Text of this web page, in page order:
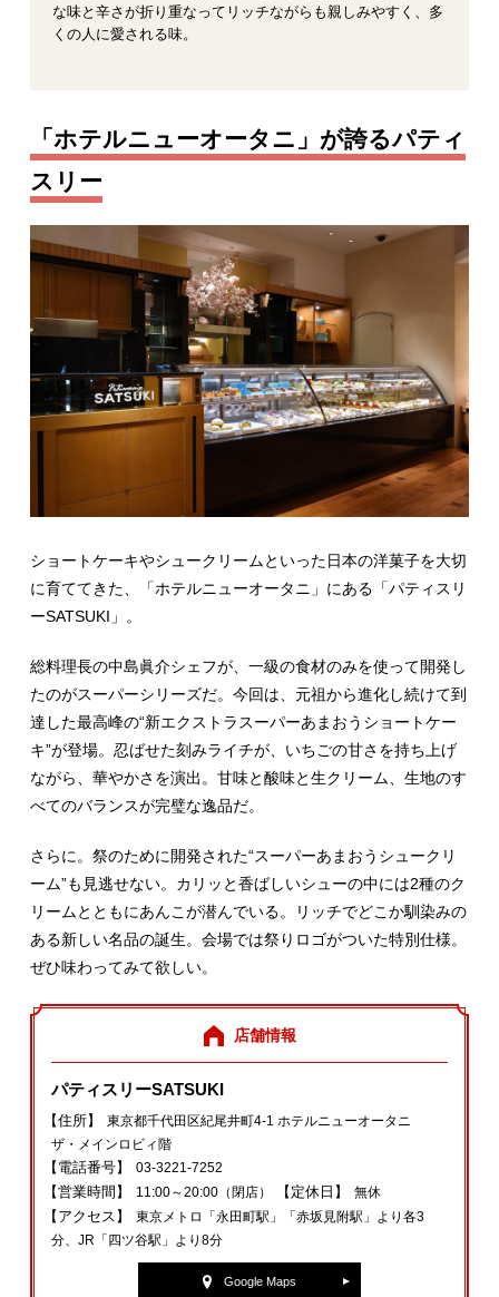
な味と辛さが折り重なってリッチながらも親しみやすく、多
くの人に愛される味。
「ホテルニューオータニ」が誇るパティ
スリー
ショートケーキやシュークリームといった日本の洋菓子を大切
に育ててきた、「ホテルニューオータニ」にある「パティスリ
ーSATSUKI」。
総料理長の中島眞介シェフが、一級の食材のみを使って開発し
たのがスーパーシリーズだ。今回は、元祖から進化し続けて到
達した最高峰の“新エクストラスーパーあまおうショートケー
キ”が登場。忍ばせた刻みライチが、いちごの甘さを持ち上げ
ながら、華やかさを演出。甘味と酸味と生クリーム、生地のす
べてのバランスが完璧な逸品だ。
さらに。祭のために開発された“スーパーあまおうシュークリ
ーム”も見逃せない。カリッと香ばしいシューの中には2種のク
リームとともにあんこが潜んでいる。リッチでどこか馴染みの
ある新しい名品の誕生。会場では祭りロゴがついた特別仕様。
ぜひ味わってみて欲しい。
店舗情報
パティスリーSATSUKI
【住所】
東京都千代田区紀尾井町4‐1 ホテルニューオータニ
ザ・メインロビィ階
【電話番号】 03‐3221‐7252
【営業時間】 11:00～20:00（閉店） 【定休日】 無休
【アクセス】
東京メトロ「永田町駅」「赤坂見附駅」より各3
分、JR「四ツ谷駅」より8分
Google Maps